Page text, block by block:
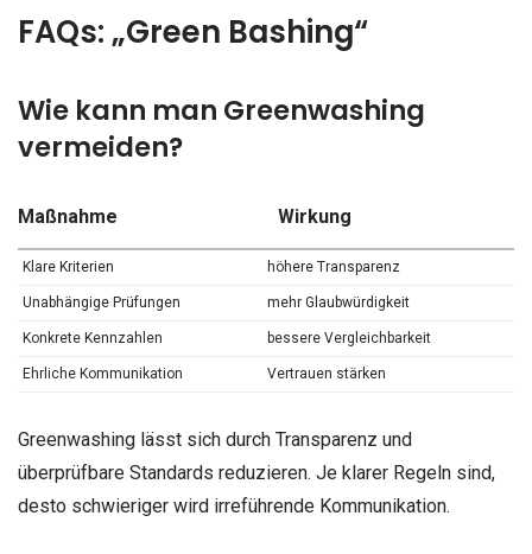
FAQs: „Green Bashing“
Wie kann man Greenwashing
vermeiden?
Maßnahme Wirkung
Klare Kriterien höhere Transparenz
Unabhängige Prüfungen mehr Glaubwürdigkeit
Konkrete Kennzahlen bessere Vergleichbarkeit
Ehrliche Kommunikation Vertrauen stärken
Greenwashing lässt sich durch Transparenz und
überprüfbare Standards reduzieren. Je klarer Regeln sind,
desto schwieriger wird irreführende Kommunikation.